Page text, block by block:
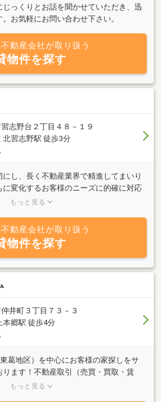
っくりとお話を聞かせていただき、迅
お気軽にお問い合わせ下さい。
動産会社が取り扱う
物件を探す
志野台２丁目４８－１９
北習志野駅 徒歩3分
し、長く不動産業界で精進してまいり
に変化するお客様のニーズに的確に対応
と信用をいただく事ができたと自負して
（アイホーム）も日々精進し、お客
案を心がけ、ご満足いただけるように邁
らも「人と人とのつながり」を大切にし
として信用していただけるような不動
同、務めさせて頂きます。
もっと見る
動産会社が取り扱う
物件を探す
井町３丁目７３－３
本郷駅 徒歩4分
葛地区）を中心にお客様の家探しをサ
ます！不動産取引（売買・買取・賃
・注文住宅・空家相続相談等不動産に関
もっと見る